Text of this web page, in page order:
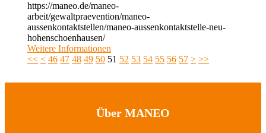
https://maneo.de/maneo-
arbeit/gewaltpraevention/maneo-
aussenkontaktstellen/maneo-aussenkontaktstelle-neu-
hohenschoenhausen/
Weitere Informationen
<< < 46 47 48 49 50 51 52 53 54 55 56 57 > >>
Über MANEO